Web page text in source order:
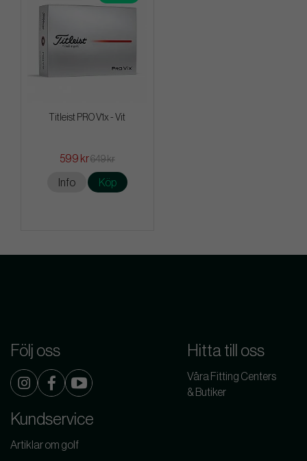
Titleist PRO V1x - Vit
599 kr649 kr
Info Köp
Följ oss Hitta till oss
Våra Fitting Centers
& Butiker
Kundservice
Artiklar om golf